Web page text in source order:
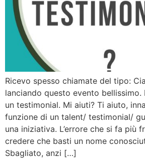
Ricevo spesso chiamate del tipo:
lanciando questo evento bellissimo.
un testimonial. Mi aiuti? Ti aiuto,
funzione di un talent/ testimonial/
una iniziativa. L’errore che si fa più
credere che basti un nome
Sbagliato, anzi […]